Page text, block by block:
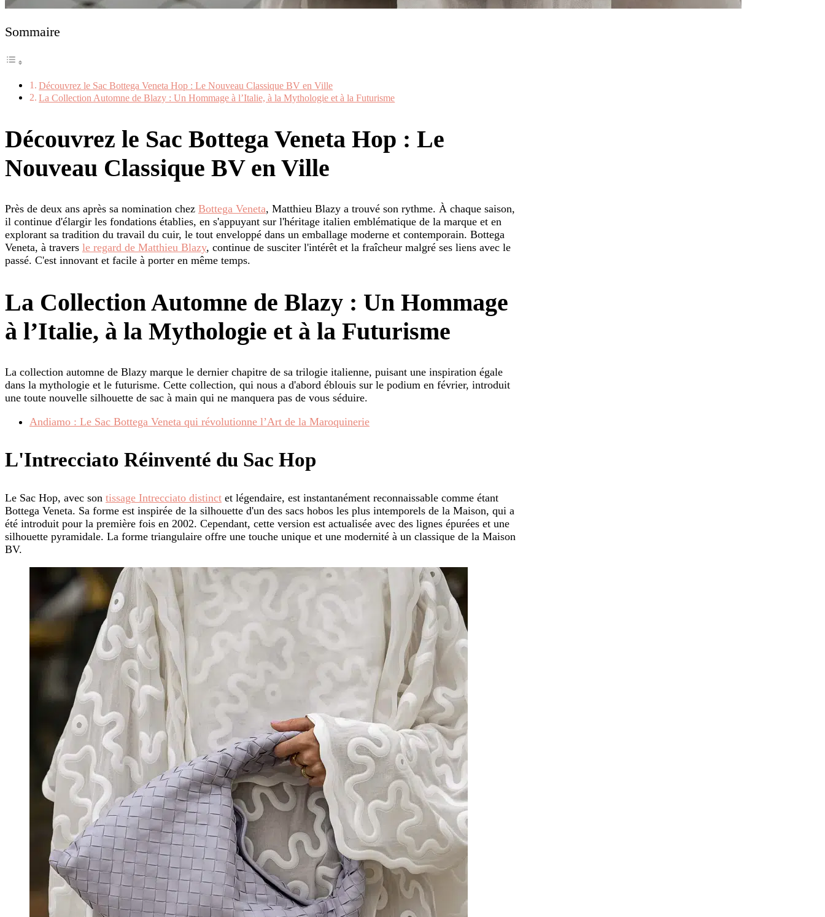
Sommaire
Découvrez le Sac Bottega Veneta Hop : Le Nouveau Classique BV en Ville
La Collection Automne de Blazy : Un Hommage à l’Italie, à la Mythologie et à la Futurisme
Découvrez le Sac Bottega Veneta Hop : Le
Nouveau Classique BV en Ville
Près de deux ans après sa nomination chez Bottega Veneta, Matthieu Blazy a trouvé son rythme. À chaque saison,
il continue d'élargir les fondations établies, en s'appuyant sur l'héritage italien emblématique de la marque et en
explorant sa tradition du travail du cuir, le tout enveloppé dans un emballage moderne et contemporain. Bottega
Veneta, à travers le regard de Matthieu Blazy, continue de susciter l'intérêt et la fraîcheur malgré ses liens avec le
passé. C'est innovant et facile à porter en même temps.
La Collection Automne de Blazy : Un Hommage
à l’Italie, à la Mythologie et à la Futurisme
La collection automne de Blazy marque le dernier chapitre de sa trilogie italienne, puisant une inspiration égale
dans la mythologie et le futurisme. Cette collection, qui nous a d'abord éblouis sur le podium en février, introduit
une toute nouvelle silhouette de sac à main qui ne manquera pas de vous séduire.
Andiamo : Le Sac Bottega Veneta qui révolutionne l’Art de la Maroquinerie
L'Intrecciato Réinventé du Sac Hop
Le Sac Hop, avec son tissage Intrecciato distinct et légendaire, est instantanément reconnaissable comme étant
Bottega Veneta. Sa forme est inspirée de la silhouette d'un des sacs hobos les plus intemporels de la Maison, qui a
été introduit pour la première fois en 2002. Cependant, cette version est actualisée avec des lignes épurées et une
silhouette pyramidale. La forme triangulaire offre une touche unique et une modernité à un classique de la Maison
BV.